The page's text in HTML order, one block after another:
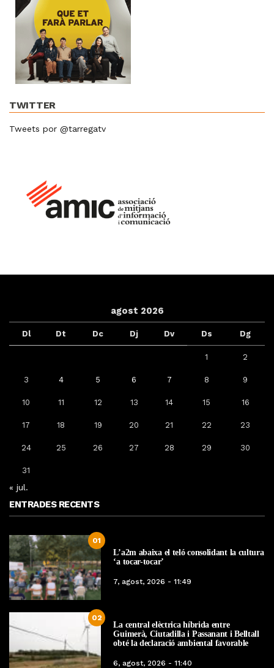
TWITTER
Tweets por @tarregatv
agost 2026
Dl Dt Dc Dj Dv Ds Dg
1 2
3 4 5 6 7 8 9
10 11 12 13 14 15 16
17 18 19 20 21 22 23
24 25 26 27 28 29 30
31
« jul.
ENTRADES RECENTS
01
L’a2m abaixa el teló consolidant la cultura
‘a tocar-tocar’
7, agost, 2026 - 11:49
02
La central elèctrica híbrida entre
Guimerà, Ciutadilla i Passanant i Belltall
obté la declaració ambiental favorable
6, agost, 2026 - 11:40